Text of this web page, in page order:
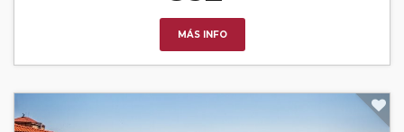
MÁS INFO